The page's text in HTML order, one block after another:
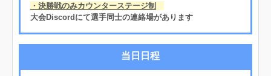
・決勝戦のみカウンターステージ制
大会Discordにて選手同士の連絡場があります
当日日程